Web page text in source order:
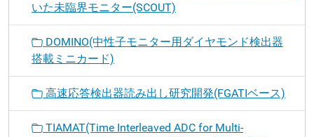
いた未臨界モニター(SCOUT)
DOMINO(中性子モニター用ダイヤモンド検出器
搭載ミニカード)
高速応答検出器読み出し研究開発(FGATIベース)
TIAMAT(Time Interleaved ADC for Multi-